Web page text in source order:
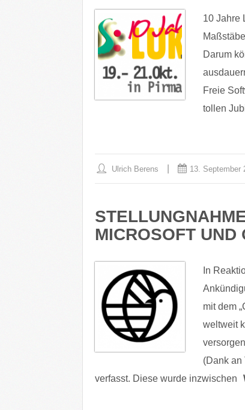
10 Jahre
Darum
Freie
tollen
Ulrich Berens 13. September
MICROSOFT UND
In
mit dem
weltweit
(Dank an
verfasst. Diese wurde inzwischen